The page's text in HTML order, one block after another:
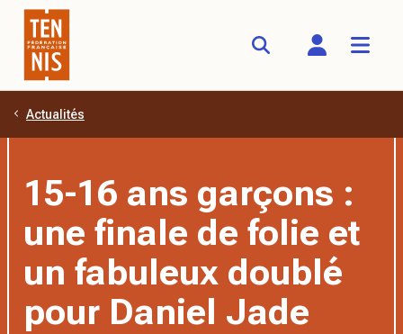
Aller au contenu principal
Actualités
15-16 ans garçons :
une finale de folie et
un fabuleux doublé
pour Daniel Jade